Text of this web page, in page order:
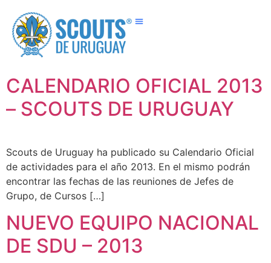
CALENDARIO OFICIAL 2013
– SCOUTS DE URUGUAY
Scouts de Uruguay ha publicado su Calendario Oficial
de actividades para el año 2013. En el mismo podrán
encontrar las fechas de las reuniones de Jefes de
Grupo, de Cursos […]
NUEVO EQUIPO NACIONAL
DE SDU – 2013